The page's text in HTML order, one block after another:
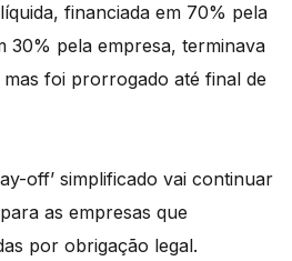
financiada em 70% pela
30% pela empresa, terminava
foi prorrogado até final de
off’ simplificado vai continuar
as empresas que
por obrigação legal.